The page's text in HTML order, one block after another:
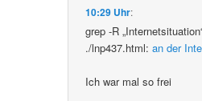
10:29 Uhr:
grep -R
./lnp437.html:an der
Ich war mal so frei